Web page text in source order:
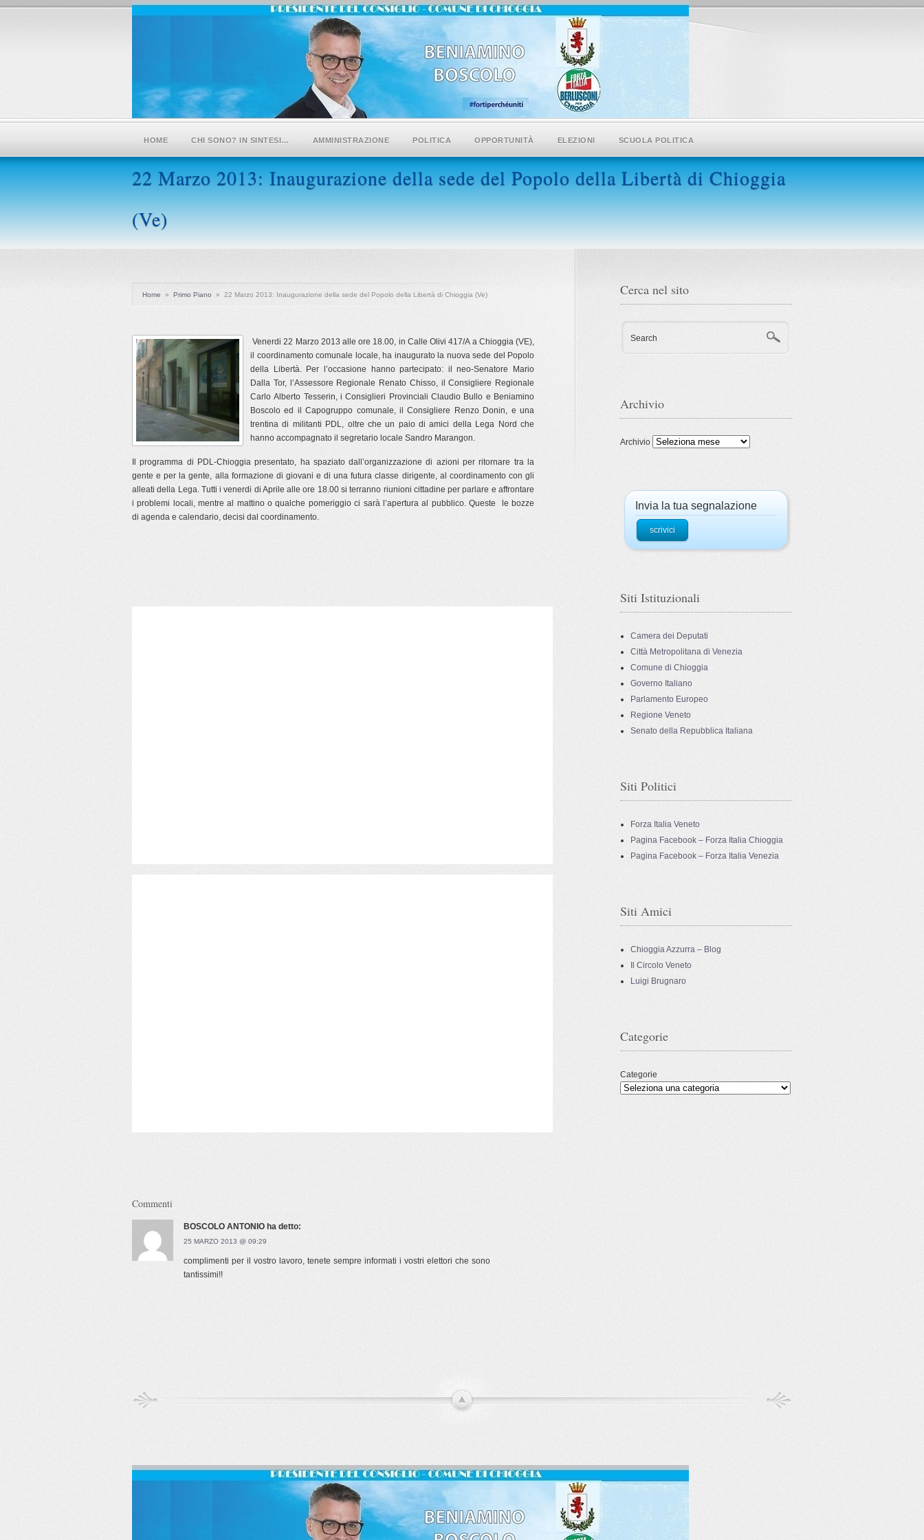
HOME CHI SONO? IN SINTESI… AMMINISTRAZIONE POLITICA OPPORTUNITÀ ELEZIONI SCUOLA POLITICA
22 Marzo 2013: Inaugurazione della sede del Popolo della Libertà di Chioggia
(Ve)
Home » Primo Piano » 22 Marzo 2013: Inaugurazione della sede del Popolo della Libertà di Chioggia (Ve)
Venerdi 22 Marzo 2013 alle ore 18.00, in Calle Olivi 417/A a Chioggia (VE),
il coordinamento comunale locale, ha inaugurato la nuova sede del Popolo
della Libertà. Per l’occasione hanno partecipato: il neo-Senatore Mario
Dalla Tor, l’Assessore Regionale Renato Chisso, il Consigliere Regionale
Carlo Alberto Tesserin, i Consiglieri Provinciali Claudio Bullo e Beniamino
Boscolo ed il Capogruppo comunale, il Consigliere Renzo Donin, e una
trentina di militanti PDL, oltre che un paio di amici della Lega Nord che
hanno accompagnato il segretario locale Sandro Marangon.
Il programma di PDL-Chioggia presentato, ha spaziato dall’organizzazione di azioni per ritornare tra la
gente e per la gente, alla formazione di giovani e di una futura classe dirigente, al coordinamento con gli
alleati della Lega. Tutti i venerdi di Aprile alle ore 18.00 si terranno riunioni cittadine per parlare e affrontare
i problemi locali, mentre al mattino o qualche pomeriggio ci sarà l’apertura al pubblico. Queste le bozze
di agenda e calendario, decisi dal coordinamento.
Commenti
BOSCOLO ANTONIO ha detto:
25 MARZO 2013 @ 09:29
complimenti per il vostro lavoro, tenete sempre informati i vostri elettori che sono
tantissimi!!
Cerca nel sito
Search
Archivio
Archivio
Invia la tua segnalazione
scrivici
Siti Istituzionali
Camera dei Deputati
Città Metropolitana di Venezia
Comune di Chioggia
Governo Italiano
Parlamento Europeo
Regione Veneto
Senato della Repubblica Italiana
Siti Politici
Forza Italia Veneto
Pagina Facebook – Forza Italia Chioggia
Pagina Facebook – Forza Italia Venezia
Siti Amici
Chioggia Azzurra – Blog
Il Circolo Veneto
Luigi Brugnaro
Categorie
Categorie